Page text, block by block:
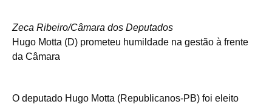
Zeca Ribeiro/Câmara dos Deputados
Hugo Motta (D) prometeu humildade na gestão à frente
da Câmara
O deputado Hugo Motta (Republicanos-PB) foi eleito